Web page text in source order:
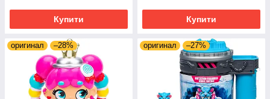
Купити Купити
оригинал –28% оригинал –27%